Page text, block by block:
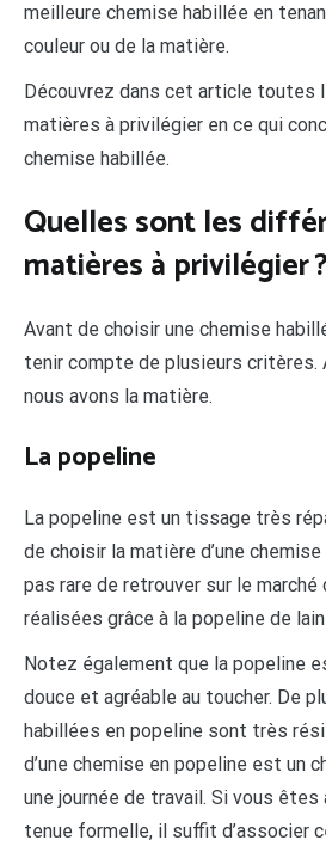
meilleure chemise habillée en
couleur ou de la matière.
Découvrez dans cet article toutes
matières à privilégier en ce qui
chemise habillée.
Quelles sont les
matières à privilégier ?
Avant de choisir une chemise
tenir compte de plusieurs critères.
nous avons la matière.
La popeline
La popeline est un tissage très
de choisir la matière d’une
pas rare de retrouver sur le
réalisées grâce à la popeline de
Notez également que la popeline
douce et agréable au toucher. De
habillées en popeline sont très
d’une chemise en popeline est un
une journée de travail. Si vous êtes
tenue formelle, il suffit d’associer